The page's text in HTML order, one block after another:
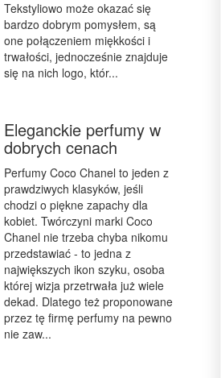
Tekstyliowo może okazać się
bardzo dobrym pomysłem, są
one połączeniem miękkości i
trwałości, jednocześnie znajduje
się na nich logo, któr...
Eleganckie perfumy w
dobrych cenach
Perfumy Coco Chanel to jeden z
prawdziwych klasyków, jeśli
chodzi o piękne zapachy dla
kobiet. Twórczyni marki Coco
Chanel nie trzeba chyba nikomu
przedstawiać - to jedna z
największych ikon szyku, osoba
której wizja przetrwała już wiele
dekad. Dlatego też proponowane
przez tę firmę perfumy na pewno
nie zaw...